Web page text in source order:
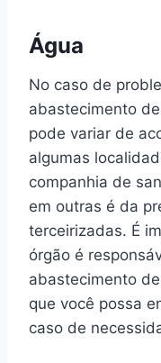
Água
No caso de
abastecimento
pode variar de
algumas
companhia de
em outras é da
terceirizadas. É
órgão é
abastecimento
que você possa
caso de